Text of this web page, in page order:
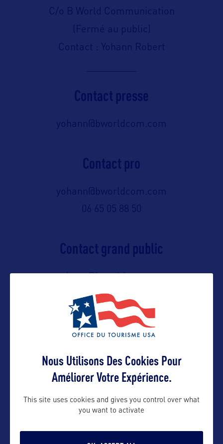
C/o B World Communication
(Fermé au public)
Contact : Yohann Robert
Contact presse
yohann@bworldcom.com
Contact pro
yohann@bworldcom.com
06 65 05 88 50
Contact grand public
Suivre
Nous Utilisons Des Cookies Pour
Améliorer Votre Expérience.
This site uses cookies and gives you control over what
you want to activate